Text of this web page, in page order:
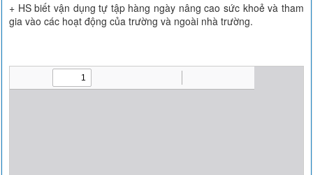
+ HS biết vận dụng tự tập hàng ngày nâng cao sức khoẻ và tham
gia vào các hoạt động của trường và ngoài nhà trường.